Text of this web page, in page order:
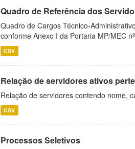
Quadro de Referência dos
Quadro de Cargos Técnico-
conforme Anexo I da Portaria MP/MEC
CSV
Relação de servidores ativos
Relação de servidores contendo nome,
CSV
Processos Seletivos